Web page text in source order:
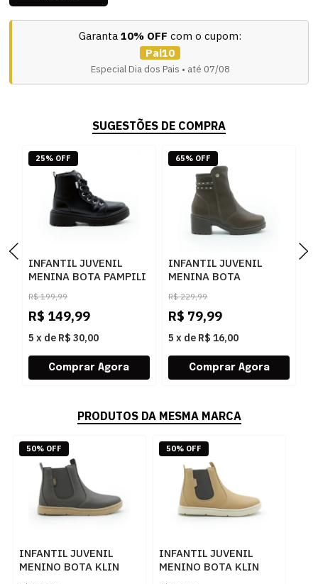
Garanta 10% OFF com o cupom:
Pai10
Especial Dia dos Pais • até 07/08
SUGESTÕES DE COMPRA
INFANTIL JUVENIL
MENINA BOTA PAMPILI
COTURNO BA
681050000 080PRETO
R$ 199,99
R$ 149,99
5 x de R$ 30,00
25% OFF
INFANTIL JUVENIL
MENINA BOTA
PINKCATS COTURNO
V6393
R$ 229,99
R$ 79,99
5 x de R$ 16,00
65% OFF
PRODUTOS DA MESMA MARCA
INFANTIL JUVENIL
MENINO BOTA KLIN
JECA 469224
50% OFF
INFANTIL JUVENIL
MENINO BOTA KLIN
JECA 469224
50% OFF